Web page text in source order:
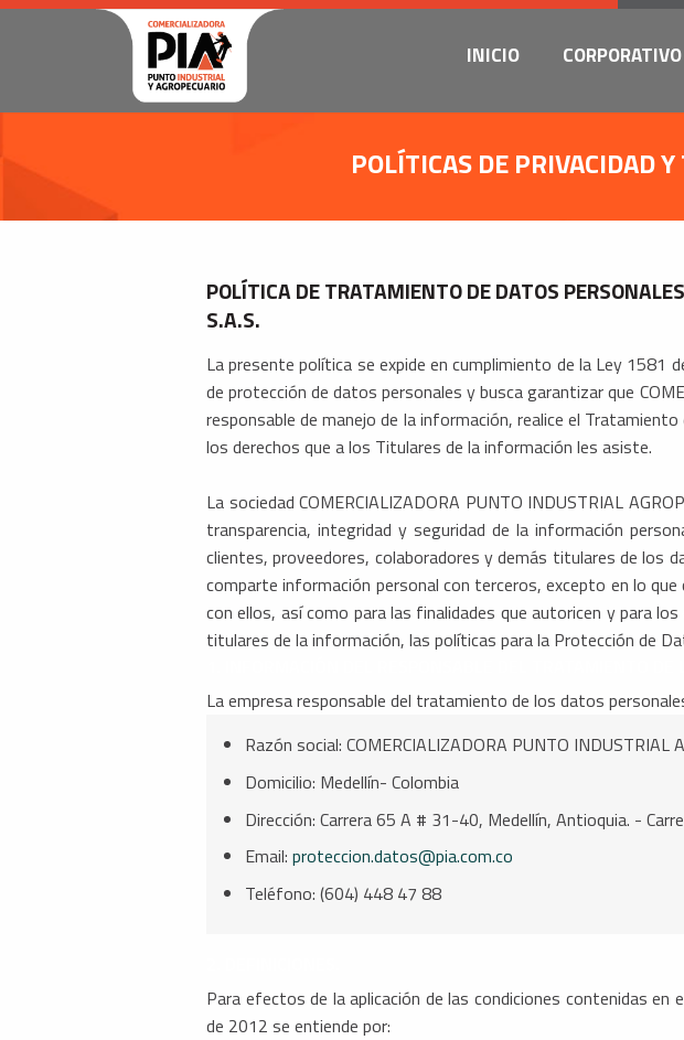
INICIO CORPORATIVO
POLÍTICAS DE PRIVACIDAD
POLÍTICA DE TRATAMIENTO DE DATOS
S.A.S.
La presente política se expide en cumplimiento de la Ley
de protección de datos personales y busca garantizar que
responsable de manejo de la información, realice el
los derechos que a los Titulares de la información les asiste.
La sociedad COMERCIALIZADORA PUNTO INDUSTRIAL
transparencia, integridad y seguridad de la información
clientes, proveedores, colaboradores y demás titulares de los
comparte información personal con terceros, excepto en lo
con ellos, así como para las finalidades que autoricen y para
titulares de la información, las políticas para la Protección de
La empresa responsable del tratamiento de los datos
Razón social: COMERCIALIZADORA PUNTO INDUSTRIAL
Domicilio: Medellín- Colombia
Dirección: Carrera 65 A # 31-40, Medellín, Antioquia. -
Email: proteccion.datos@pia.com.co
Teléfono: (604) 448 47 88
Para efectos de la aplicación de las condiciones contenidas
de 2012 se entiende por: